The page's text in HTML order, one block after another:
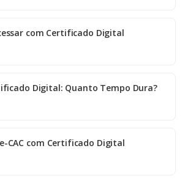
com Certificado Digital
Digital: Quanto Tempo Dura?
CAC com Certificado Digital